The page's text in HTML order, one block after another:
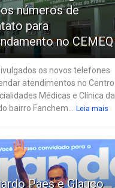
números de
para
no CEMEQ
os novos telefones
atendimentos no Centro
Médicas e Clínica da
bairro Fanchem...
Leia mais
Paes e Glauco